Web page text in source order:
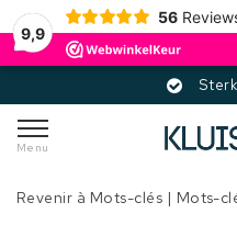
9,9
56
Menu
Revenir à Mots-clés | Mots-